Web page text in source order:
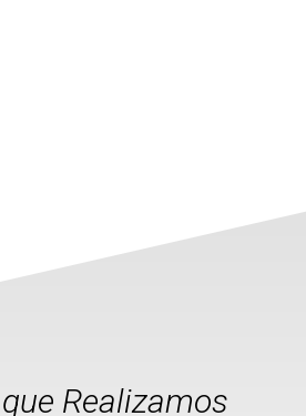
Realizamos